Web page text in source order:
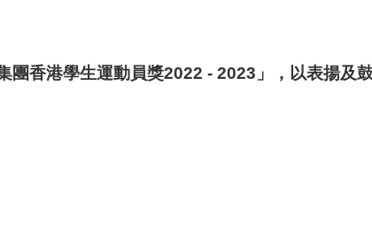
香港學生運動員獎2022 - 2023」，以表揚及